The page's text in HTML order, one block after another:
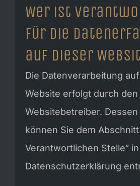
Wer ist
für die
auf dieser
Die Datenverarbeitung
Website erfolgt durch den
Websitebetreiber.
können Sie dem
Verantwortlichen Stelle“
Datenschutzerklärung